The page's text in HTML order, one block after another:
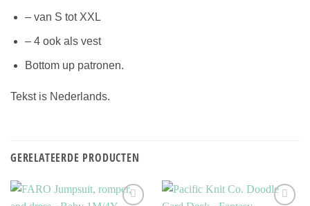
– van S tot XXL
– 4 ook als vest
Bottom up patronen.
Tekst is Nederlands.
GERELATEERDE PRODUCTEN